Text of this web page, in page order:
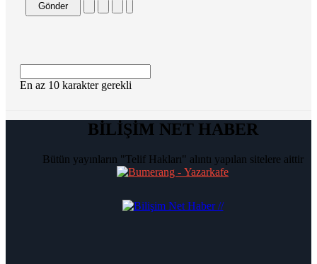
Gönder
En az 10 karakter gerekli
BİLİŞİM NET HABER
Bütün yayınların "Telif Hakları" alıntı yapılan sitelere aittir